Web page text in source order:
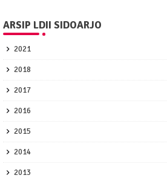
ARSIP LDII SIDOARJO
2021
2018
2017
2016
2015
2014
2013